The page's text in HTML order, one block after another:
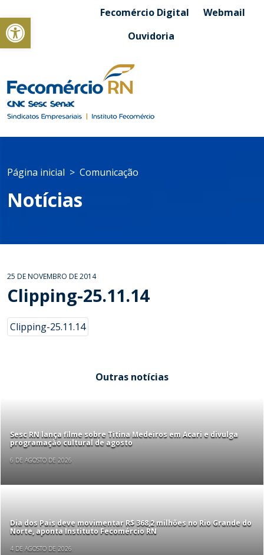
Abrir a barra de ferramentasFecomércio Digital
Webmail
Ouvidoria
Página inicial Comunicação
Notícias
25 DE NOVEMBRO DE 2014
Clipping-25.11.14
Clipping-25.11.14
Outras notícias
Sesc RN lança filme sobre Titina Medeiros em Acari e divulga
programação cultural de agosto
6 DE AGOSTO DE 2026
Dia dos Pais deve movimentar R$ 368,2 milhões no Rio Grande do
Norte, aponta Instituto Fecomércio RN
4 DE AGOSTO DE 2026